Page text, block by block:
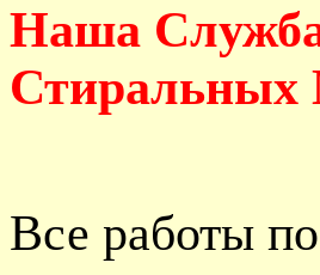
Наша
Все работы